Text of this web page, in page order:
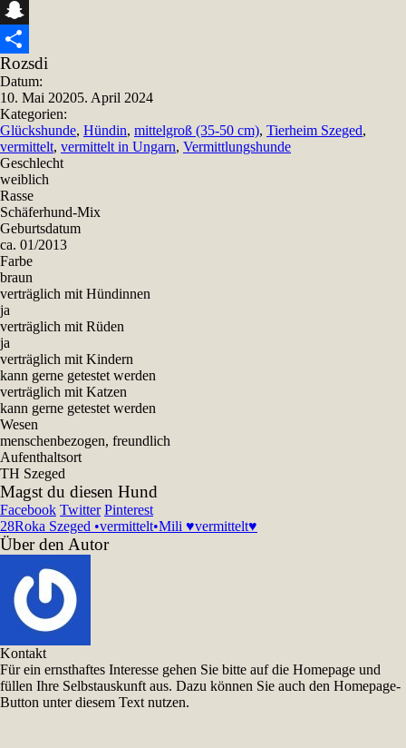
Telegram
Snapchat
Teilen
Rozsdi
Datum:
10. Mai 20205. April 2024
Kategorien:
Glückshunde, Hündin, mittelgroß (35-50 cm), Tierheim Szeged,
vermittelt, vermittelt in Ungarn, Vermittlungshunde
Geschlecht
weiblich
Rasse
Schäferhund-Mix
Geburtsdatum
ca. 01/2013
Farbe
braun
verträglich mit Hündinnen
ja
verträglich mit Rüden
ja
verträglich mit Kindern
kann gerne getestet werden
verträglich mit Katzen
kann gerne getestet werden
Wesen
menschenbezogen, freundlich
Aufenthaltsort
TH Szeged
Magst du diesen Hund
Facebook Twitter Pinterest
28Roka Szeged •vermittelt•Mili ♥vermittelt♥
Über den Autor
Kontakt
Für ein ernsthaftes Interesse gehen Sie bitte auf die Homepage und
füllen Ihre Selbstauskunft aus. Dazu können Sie auch den Homepage-
Button unter diesem Text nutzen.